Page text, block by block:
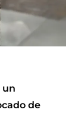
un
de